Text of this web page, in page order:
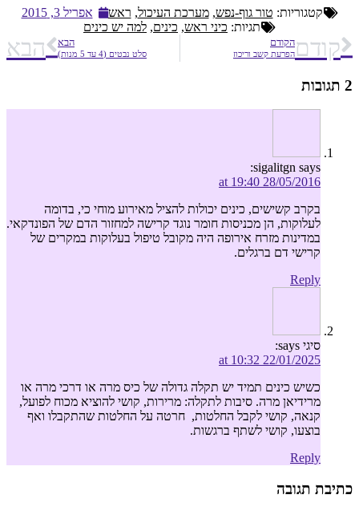
קטגוריות: טור גוף-נפש,מערכת העיכול, ראש
אפריל 3, 2015
תגיות: כיני ראש, כינים, למה יש כינים
קודםהקודם
הפרעת קשב וריכוז
הבא
סלט נבטים (4 עד 5 מנות) הבא
2 תגובות
sigalitgn says:
28/05/2016 at 19:40
בקרב קשישים, כינים יכולות להציל מאירוע מוחי כי, בדומה
לעלוקות, הן מכניסות חומר נוגד קרישה למחזור הדם של הפונדקאי.
במדינות מזרח אירופה היה מקובל טיפול בעלוקות במקרים של
קרישי דם ברגלים.
Reply
סיגי says:
22/01/2025 at 10:32
כשיש כינים תמיד יש תקלה גדולה של כיס מרה או דרכי מרה או
מרידיאן מרה. סיבות לתקלה: מרירות, קושי להוציא מכוח לפועל,
קנאה, קושי לקבל החלטות, חרטה על החלטות שהתקבלו ואף
בוצעו, קושי לשתף ברגשות.
Reply
כתיבת תגובה